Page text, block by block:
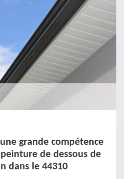
grande compétence
de dessous de
dans le 44310